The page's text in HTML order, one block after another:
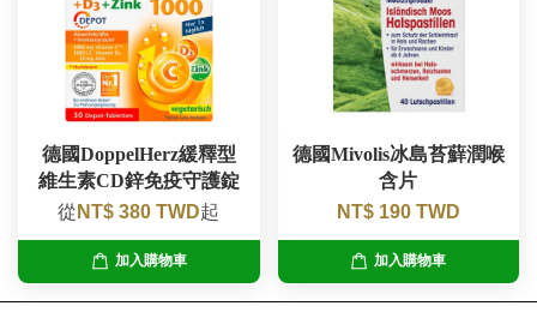
德國DoppelHerz緩釋型
維生素CD鋅免疫守護錠
從 NT$ 380 TWD起
加入購物車
德國Mivolis冰島苔蘚潤喉
含片
NT$ 190 TWD
加入購物車